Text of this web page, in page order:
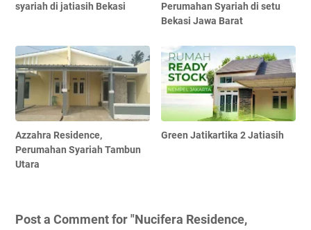
syariah di jatiasih Bekasi
Perumahan Syariah di setu
Bekasi Jawa Barat
Azzahra Residence,
Perumahan Syariah Tambun
Utara
Green Jatikartika 2 Jatiasih
Post a Comment for "Nucifera Residence,